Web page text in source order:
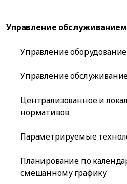
Управление обслуживанием
Управление
Управление
Централизованное и
нормативов
Параметрируемые
Планирование по
смешанному графику